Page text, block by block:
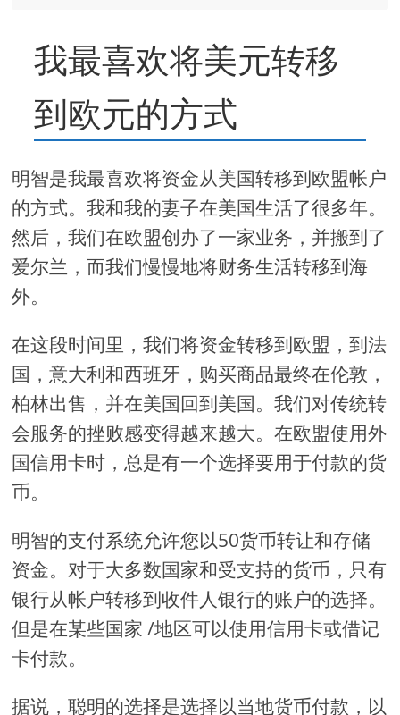
我最喜欢将美元转移
到欧元的方式
明智是我最喜欢将资金从美国转移到欧盟帐户
的方式。我和我的妻子在美国生活了很多年。
然后，我们在欧盟创办了一家业务，并搬到了
爱尔兰，而我们慢慢地将财务生活转移到海
外。
在这段时间里，我们将资金转移到欧盟，到法
国，意大利和西班牙，购买商品最终在伦敦，
柏林出售，并在美国回到美国。我们对传统转
会服务的挫败感变得越来越大。在欧盟使用外
国信用卡时，总是有一个选择要用于付款的货
币。
明智的支付系统允许您以50货币转让和存储
资金。对于大多数国家和受支持的货币，只有
银行从帐户转移到收件人银行的账户的选择。
但是在某些国家 /地区可以使用信用卡或借记
卡付款。
据说，聪明的选择是选择以当地货币付款，以